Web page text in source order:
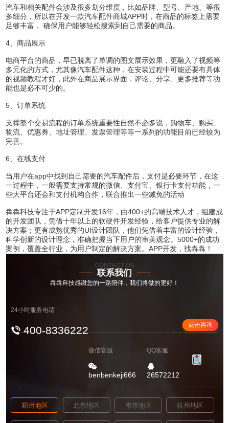
汽车和相关配件会涉及很多划分维度，比如品牌、型号、产地、等很
多细分，所以在开发一款汽车配件商城APP时，在商品的标签上需要
足够丰富， 确保用户能够轻松搜索到自己需要的商品。
4、商品展示
电商平台的商品，早已脱离了单调的图文展示效果，更融入了视频等
多元化的方式，尤其像汽车配件这种，在安装过程中可能还要有具体
的视频教程才好，此外在商品展示界面，评论、分享、更多推荐等功
能也是必不可少的。
5、订单系统
支撑整个交易流程的订单系统重要性自然不必多说，购物车、购买、
物流、优惠券、地址管理、发票管理等等一系列的功能目前已经较为
完善。
6、在线支付
当用户在app中找到自己需要的汽车配件后，支付是必要环节，在这
一过程中，一般需要支持常规的微信、支付宝、银行卡支付功能，一
些大平台还会和支付机构合作，联合推出一些减免的活动
犇犇科技专注于APP定制开发16年，由400+的高端技术人才，组建成
的开发团队，凭借十年以上的软硬件开发经验，给客户提供专业的解
决方案；更有成熟优秀的UI设计团队，他们凭借着丰富的设计经验，
科学创新的设计理念，准确把握当下用户的审美观念。5000+的成功
案例，覆盖全行业，为用户制定的解决方案。APP开发，找犇犇！
CONTACT US
联系我们
犇犇科技感谢您的一路陪伴，我们将做的更好！
24小时服务电话
400-8336222 点击咨询
微信客服
benbenkeji666
QQ客服
26572212
郑州地区 北京地区 南京地区 杭州地区